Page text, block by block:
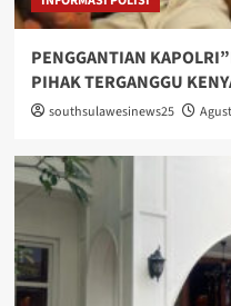
PENGGANTIAN
PIHAK TERGANGGU
southsulawesinews25